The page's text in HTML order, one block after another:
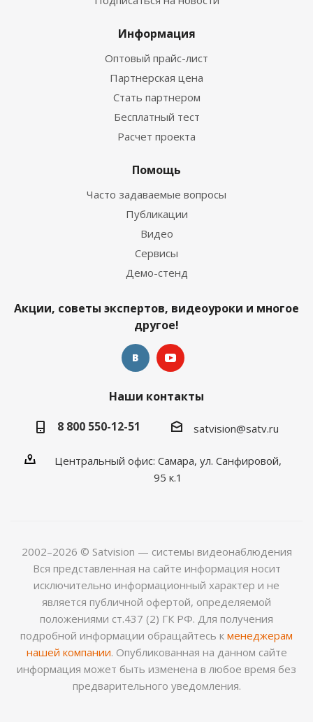
Информация
Оптовый прайс-лист
Партнерская цена
Стать партнером
Бесплатный тест
Расчет проекта
Помощь
Часто задаваемые вопросы
Публикации
Видео
Сервисы
Демо-стенд
Акции, советы экспертов, видеоуроки и многое
другое!
Наши контакты
8 800 550-12-51
satvision@satv.ru
Центральный офис: Самара, ул. Санфировой,
95 к.1
2002–2026 © Satvision — системы видеонаблюдения
Вся представленная на сайте информация носит
исключительно информационный характер и не
является публичной офертой, определяемой
положениями ст.437 (2) ГК РФ. Для получения
подробной информации обращайтесь к менеджерам
нашей компании. Опубликованная на данном сайте
информация может быть изменена в любое время без
предварительного уведомления.